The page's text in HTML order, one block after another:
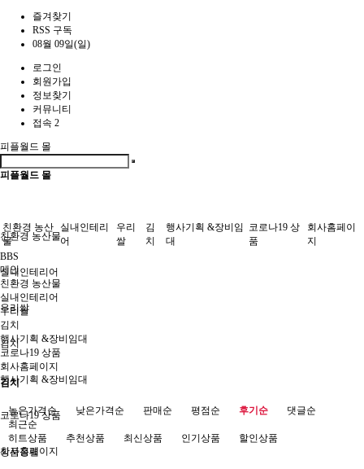
즐겨찾기
RSS 구독
08월 09일(일)
로그인
회원가입
정보찾기
커뮤니티
접속 2
피플월드 몰
피플월드 몰
친환경 농산물
실내인테리어
우리쌀
김치
행사기획 &장비임대
코로나19 상품
회사홈페이지
친환경 농산
물
실내인테리
어
우리
쌀
김
치
행사기획 &장비임
대
코로나19 상
품
회사홈페이
지
BBS
메인
친환경 농산물
실내인테리어
우리쌀
김치
행사기획 &장비임대
코로나19 상품
회사홈페이지
김치
높은가격순 낮은가격순 판매순 평점순 후기순
댓글순
최근순
히트상품
추천상품 최신상품 인기상품
할인상품
상품정렬